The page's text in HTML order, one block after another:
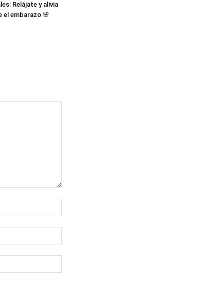
Relájate y alivia
el embarazo 🌸